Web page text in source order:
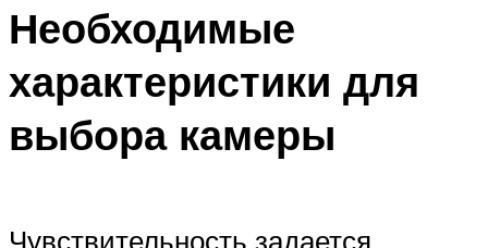
Необходимые
характеристики для
выбора камеры
Чувствительность задается